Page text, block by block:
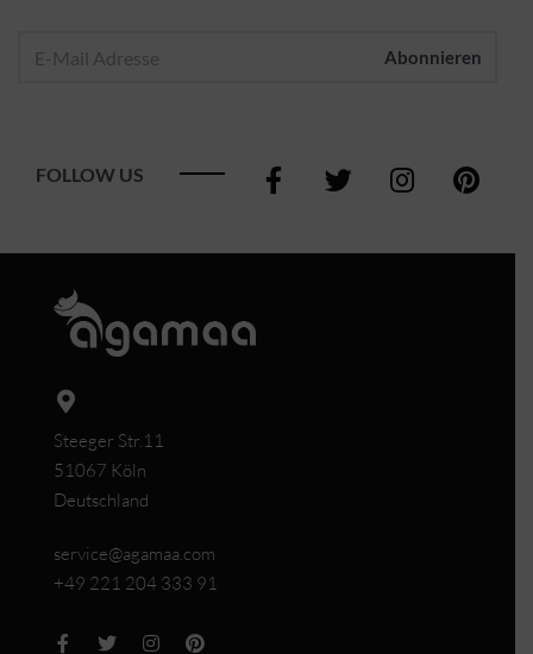
FOLLOW US
Steeger Str.11
51067 Köln
Deutschland
service@agamaa.com
+49 221 204 333 91